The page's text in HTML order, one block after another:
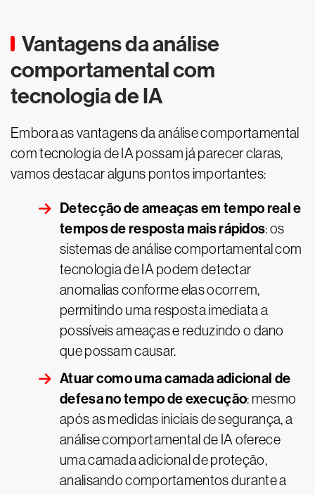
Vantagens da análise
comportamental com
tecnologia de IA
Embora as vantagens da análise comportamental
com tecnologia de IA possam já parecer claras,
vamos destacar alguns pontos importantes:
Detecção de ameaças em tempo real e
tempos de resposta mais rápidos: os
sistemas de análise comportamental com
tecnologia de IA podem detectar
anomalias conforme elas ocorrem,
permitindo uma resposta imediata a
possíveis ameaças e reduzindo o dano
que possam causar.
Atuar como uma camada adicional de
defesa no tempo de execução: mesmo
após as medidas iniciais de segurança, a
análise comportamental de IA oferece
uma camada adicional de proteção,
analisando comportamentos durante a